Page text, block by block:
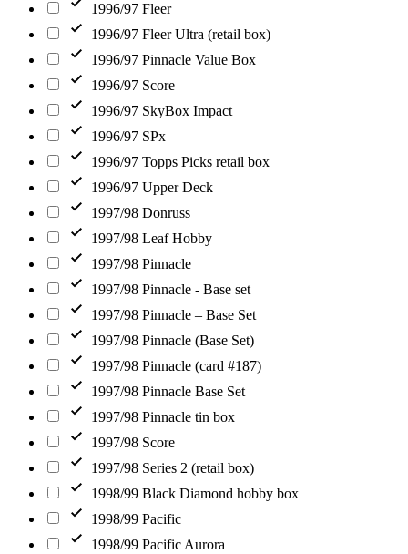
1996/97 Fleer
1996/97 Fleer Ultra (retail box)
1996/97 Pinnacle Value Box
1996/97 Score
1996/97 SkyBox Impact
1996/97 SPx
1996/97 Topps Picks retail box
1996/97 Upper Deck
1997/98 Donruss
1997/98 Leaf Hobby
1997/98 Pinnacle
1997/98 Pinnacle - Base set
1997/98 Pinnacle – Base Set
1997/98 Pinnacle (Base Set)
1997/98 Pinnacle (card #187)
1997/98 Pinnacle Base Set
1997/98 Pinnacle tin box
1997/98 Score
1997/98 Series 2 (retail box)
1998/99 Black Diamond hobby box
1998/99 Pacific
1998/99 Pacific Aurora